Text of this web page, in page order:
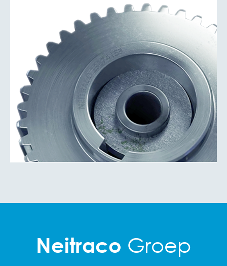
Neitraco Groep